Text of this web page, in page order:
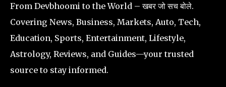
From Devbhoomi to the World – खबर जो सच बोले.
Covering News, Business, Markets, Auto, Tech,
Education, Sports, Entertainment, Lifestyle,
Astrology, Reviews, and Guides—your trusted
source to stay informed.